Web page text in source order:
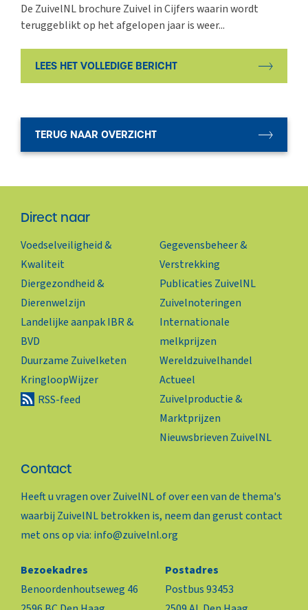
De ZuivelNL brochure Zuivel in Cijfers waarin wordt
teruggeblikt op het afgelopen jaar is weer...
LEES HET VOLLEDIGE BERICHT
TERUG NAAR OVERZICHT
Direct naar
Voedselveiligheid &
Kwaliteit
Diergezondheid &
Dierenwelzijn
Landelijke aanpak IBR &
BVD
Duurzame Zuivelketen
KringloopWijzer
RSS-feed
Gegevensbeheer &
Verstrekking
Publicaties ZuivelNL
Zuivelnoteringen
Internationale
melkprijzen
Wereldzuivelhandel
Actueel
Zuivelproductie &
Marktprijzen
Nieuwsbrieven ZuivelNL
Contact
Heeft u vragen over ZuivelNL of over een van de thema's
waarbij ZuivelNL betrokken is, neem dan gerust contact
met ons op via: info@zuivelnl.org
Bezoekadres
Benoordenhoutseweg 46
Postadres
Postbus 93453